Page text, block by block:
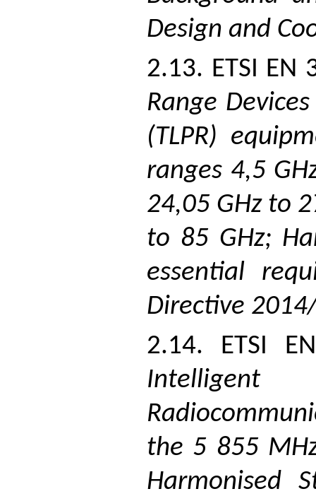
Design and
2.13. ETSI
Range
(TLPR)
ranges 4,5
24,05 GHz to
to 85 GHz;
essential
Directive
2.14. ETSI
Intelligent
the 5 855
Harmonised